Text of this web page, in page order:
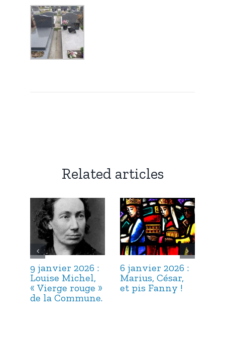
Related articles
9 janvier 2026 :
Louise Michel,
« Vierge rouge »
de la Commune.
6 janvier 2026 :
Marius, César,
et pis Fanny !